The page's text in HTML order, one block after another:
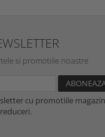
si promotiile noastre
cu promotiile